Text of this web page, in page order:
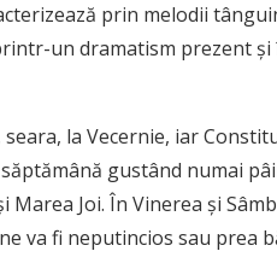
prin melodii
un dramatism prezent
la Vecernie, iar
gustând numai
Joi. În Vinerea şi
va fi neputincios sau prea